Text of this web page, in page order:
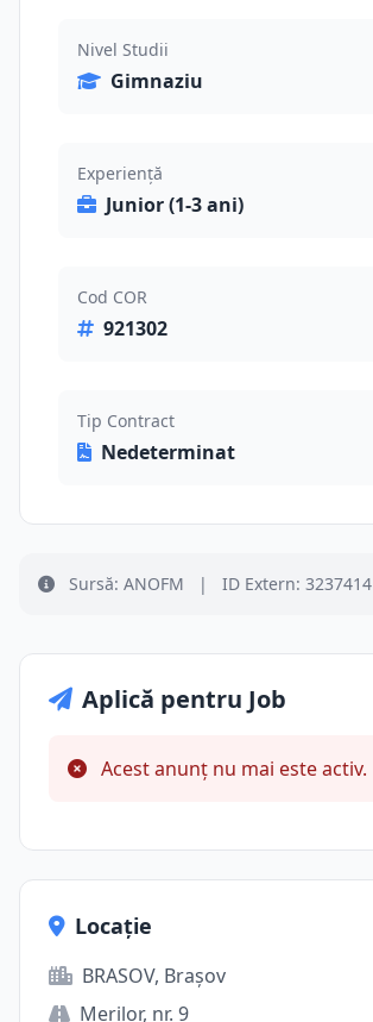
Nivel Studii
Gimnaziu
Experiență
Junior (1-3 ani)
Cod COR
921302
Tip Contract
Nedeterminat
Sursă: ANOFM | ID Extern: 3237414
Aplică pentru Job
Acest anunț nu mai este activ.
Locație
BRASOV, Brașov
Merilor, nr. 9